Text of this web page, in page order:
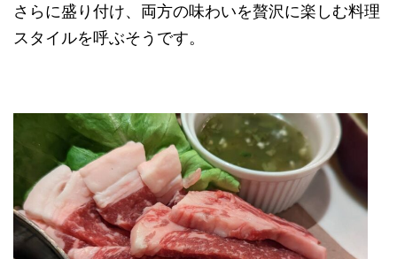
さらに盛り付け、両方の味わいを贅沢に楽しむ料理
スタイルを呼ぶそうです。